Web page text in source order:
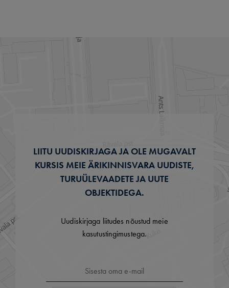
LIITU UUDISKIRJAGA JA OLE MUGAVALT
KURSIS MEIE ÄRIKINNISVARA UUDISTE,
TURUÜLEVAADETE JA UUTE
OBJEKTIDEGA.
Uudiskirjaga liitudes nõustud meie
kasutustingimustega.